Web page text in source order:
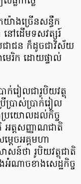
យ៉ាងច្រើនសន្ធឹក
នៅដើមទសវត្សរ៍
រជាជន ក៏ដូចជាវិស័យ
មេរិក ដោយផ្ទាល់
ក់រៀលជារូបិយវត្ថុ
ប្រាស់ប្រាក់រៀល
ប្រយោលដល់កិច្ច
អត្តសញ្ញាណជាតិ
តេចអគ្គមហា
ន៍ថា រូបិយវត្ថុជាតិ
ណាចខាងសេដ្ឋកិច្ច